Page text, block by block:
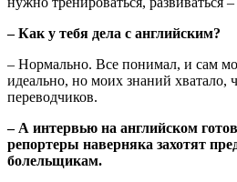
– Как у тебя дела с английским?
– Нормально. Все понимал, и сам
идеально, но моих знаний хватало,
переводчиков.
– А интервью на английском
репортеры наверняка захотят
болельщикам.